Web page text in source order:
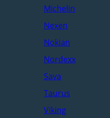
Michelin
Nexen
Nokian
Nordexx
Sava
Taurus
Viking